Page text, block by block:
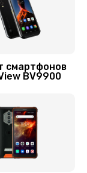
телефона
смартфонов
BV9900